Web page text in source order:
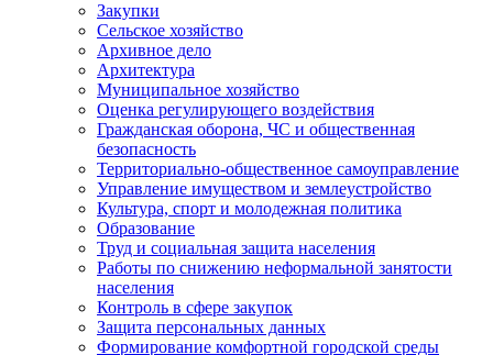
Закупки
Сельское хозяйство
Архивное дело
Архитектура
Муниципальное хозяйство
Оценка регулирующего воздействия
Гражданская оборона, ЧС и общественная
безопасность
Территориально-общественное самоуправление
Управление имуществом и землеустройство
Культура, спорт и молодежная политика
Образование
Труд и социальная защита населения
Работы по снижению неформальной занятости
населения
Контроль в сфере закупок
Защита персональных данных
Формирование комфортной городской среды